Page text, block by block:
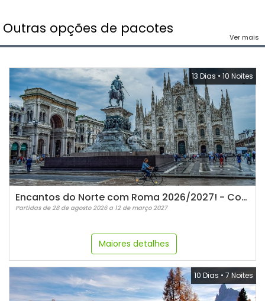
Outras opções de pacotes
Ver mais
13 Dias • 10 Noites
Encantos do Norte com Roma 2026/2027! - Com guia Espanhol
Partidas de 28 de agosto 2026 a 12 de março 2027
Maiores detalhes
10 Dias • 7 Noites